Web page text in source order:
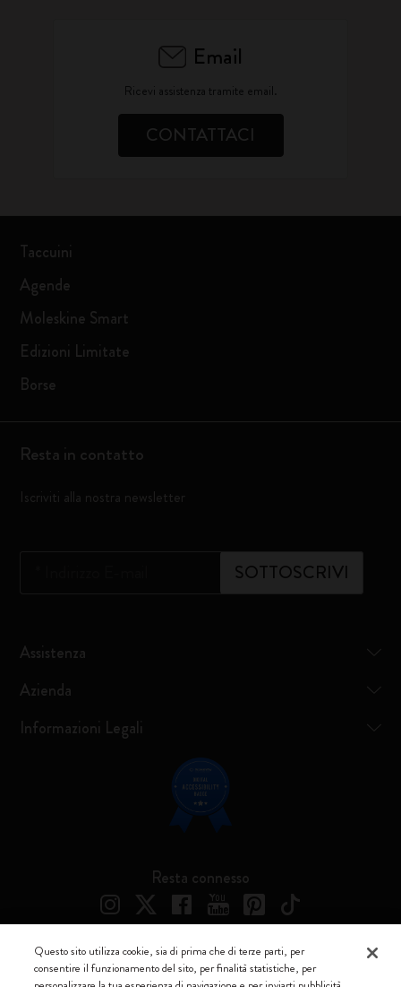
Email
Ricevi assistenza tramite email.
CONTATTACI
Taccuini
Agende
Moleskine Smart
Edizioni Limitate
Borse
Resta in contatto
Iscriviti alla nostra newsletter
SOTTOSCRIVI
Assistenza
Azienda
Informazioni Legali
Resta connesso
Moleskine ® è un marchio registrato di Moleskine Srl a socio unico
Questo sito utilizza cookie, sia di prima che di terze parti, per
consentire il funzionamento del sito, per finalità statistiche, per